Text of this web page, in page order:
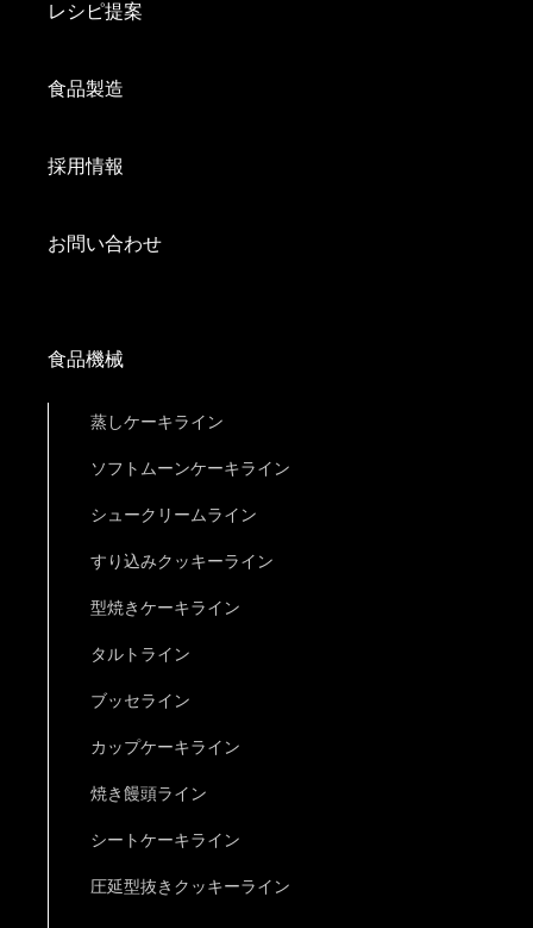
レシピ提案
食品製造
採用情報
お問い合わせ
食品機械
蒸しケーキライン
ソフトムーンケーキライン
シュークリームライン
すり込みクッキーライン
型焼きケーキライン
タルトライン
ブッセライン
カップケーキライン
焼き饅頭ライン
シートケーキライン
圧延型抜きクッキーライン